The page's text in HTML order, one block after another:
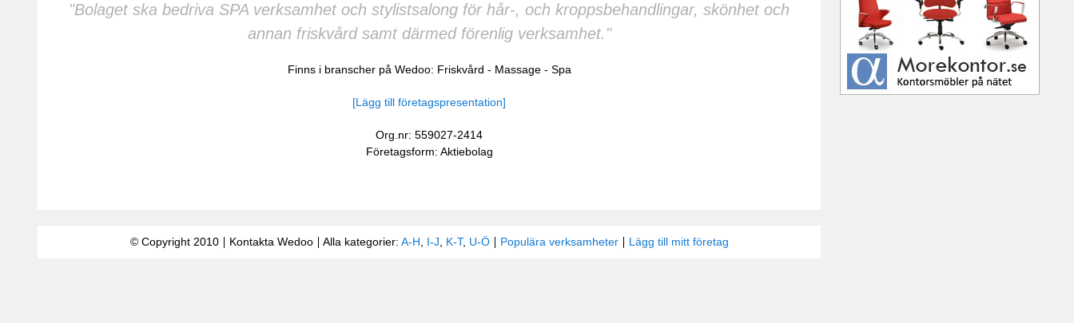
"Bolaget ska bedriva SPA verksamhet och stylistsalong för hår-, och kroppsbehandlingar, skönhet och
annan friskvård samt därmed förenlig verksamhet."
Finns i branscher på Wedoo: Friskvård - Massage- Spa
[Lägg till företagspresentation]
Org.nr: 559027-2414
Företagsform: Aktiebolag
© Copyright 2010 Kontakta Wedoo Alla kategorier: A-H I-J K-T, U-Ö Populära verksamheter Lägg till mitt företag